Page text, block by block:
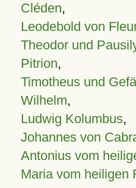
Cléden,
Leodebold von
Theodor und
Pitrion,
Timotheus und
Wilhelm,
Ludwig Kolumbus,
Johannes von
Antonius vom
Maria vom heiligen